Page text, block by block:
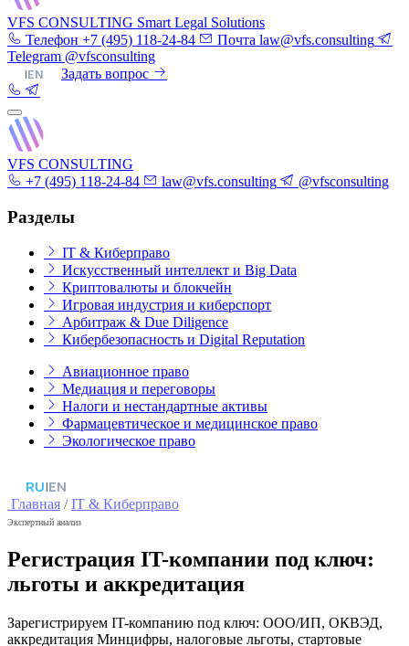
VFS CONSULTING Smart Legal Solutions
Телефон +7 (495) 118-24-84 Почта law@vfs.consulting
Telegram @vfsconsulting
|EN Задать вопрос
VFS CONSULTING
+7 (495) 118-24-84
law@vfs.consulting @vfsconsulting
Разделы
IT & Киберправо
Искусственный интеллект и Big Data
Криптовалюты и блокчейн
Игровая индустрия и киберспорт
Арбитраж & Due Diligence
Кибербезопасность и Digital Reputation
Авиационное право
Медиация и переговоры
Налоги и нестандартные активы
Фармацевтическое и медицинское право
Экологическое право
RU|EN
Главная /IT & Киберправо
Экспертный анализ
Регистрация IT-компании под ключ:
льготы и аккредитация
Зарегистрируем IT-компанию под ключ: ООО/ИП, ОКВЭД,
аккредитация Минцифры, налоговые льготы, стартовые